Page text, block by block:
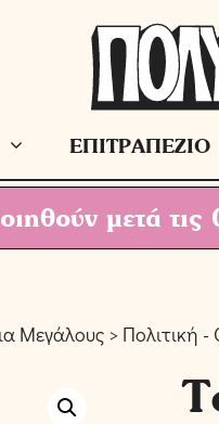
ΕΠΙΤΡΑΠΕΖΙΟ
μετά
Μεγάλους> Πολιτική -